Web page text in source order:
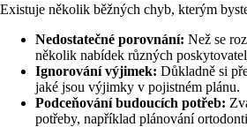
Existuje několik běžných chyb, kterým
Nedostatečné porovnání: Než se
několik nabídek různých
Ignorování výjimek: Důkladně si
jaké jsou výjimky v pojistném plánu.
Podceňování budoucích potřeb:
potřeby, například plánování